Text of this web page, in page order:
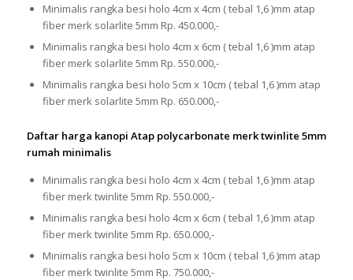
Minimalis rangka besi holo 4cm x 4cm ( tebal 1,6 )mm atap
fiber merk solarlite 5mm Rp. 450.000,-
Minimalis rangka besi holo 4cm x 6cm ( tebal 1,6 )mm atap
fiber merk solarlite 5mm Rp. 550.000,-
Minimalis rangka besi holo 5cm x 10cm ( tebal 1,6 )mm atap
fiber merk solarlite 5mm Rp. 650.000,-
Daftar harga kanopi Atap polycarbonate merk twinlite 5mm
rumah minimalis
Minimalis rangka besi holo 4cm x 4cm ( tebal 1,6 )mm atap
fiber merk twinlite 5mm Rp. 550.000,-
Minimalis rangka besi holo 4cm x 6cm ( tebal 1,6 )mm atap
fiber merk twinlite 5mm Rp. 650.000,-
Minimalis rangka besi holo 5cm x 10cm ( tebal 1,6 )mm atap
fiber merk twinlite 5mm Rp. 750.000,-